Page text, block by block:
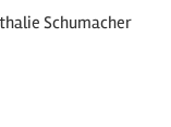
Schumacher